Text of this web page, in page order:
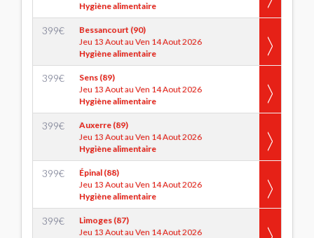
Hygiène alimentaire
399€
Bessancourt (90)
Jeu 13 Aout au Ven 14 Aout 2026
Hygiène alimentaire
399€
Sens (89)
Jeu 13 Aout au Ven 14 Aout 2026
Hygiène alimentaire
399€
Auxerre (89)
Jeu 13 Aout au Ven 14 Aout 2026
Hygiène alimentaire
399€
Épinal (88)
Jeu 13 Aout au Ven 14 Aout 2026
Hygiène alimentaire
399€
Limoges (87)
Jeu 13 Aout au Ven 14 Aout 2026